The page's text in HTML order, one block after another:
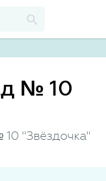
№ 10
"Звёздочка"